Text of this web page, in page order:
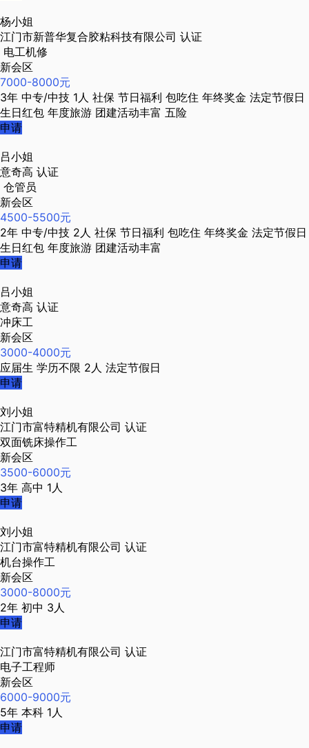
杨小姐
江门市新普华复合胶粘科技有限公司 认证
电工机修
新会区
7000-8000元
3年 中专/中技 1人 社保 节日福利 包吃住 年终奖金 法定节假日
生日红包 年度旅游 团建活动丰富 五险
申请
吕小姐
意奇高 认证
仓管员
新会区
4500-5500元
2年 中专/中技 2人 社保 节日福利 包吃住 年终奖金 法定节假日
生日红包 年度旅游 团建活动丰富
申请
吕小姐
意奇高 认证
冲床工
新会区
3000-4000元
应届生 学历不限 2人 法定节假日
申请
刘小姐
江门市富特精机有限公司 认证
双面铣床操作工
新会区
3500-6000元
3年 高中 1人
申请
刘小姐
江门市富特精机有限公司 认证
机台操作工
新会区
3000-8000元
2年 初中 3人
申请
江门市富特精机有限公司 认证
电子工程师
新会区
6000-9000元
5年 本科 1人
申请